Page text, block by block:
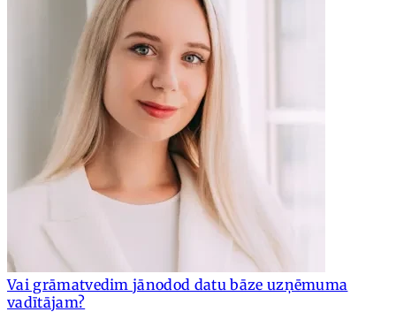
Vai grāmatvedim jānodod datu bāze uzņēmuma
vadītājam?